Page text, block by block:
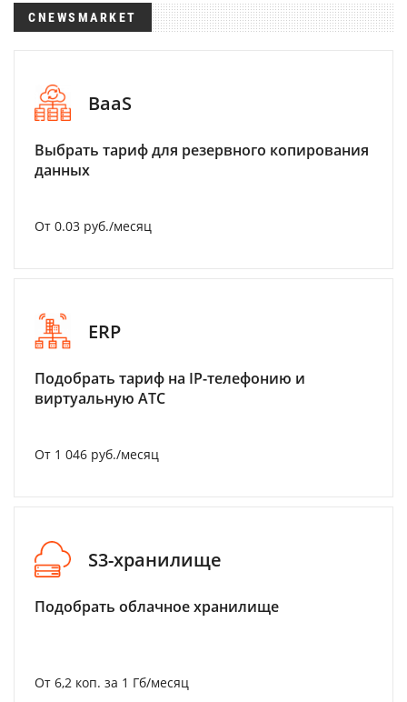
CNEWSMARKET
BaaS
Выбрать тариф для резервного копирования
данных
От 0.03 руб./месяц
ERP
Подобрать тариф на IP-телефонию и
виртуальную АТС
От 1 046 руб./месяц
S3-хранилище
Подобрать облачное хранилище
От 6,2 коп. за 1 Гб/месяц